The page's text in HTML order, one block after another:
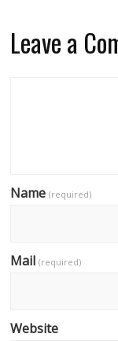
Leave a
Name(required)
Mail(required)
Website